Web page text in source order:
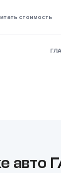
стоимость
авто